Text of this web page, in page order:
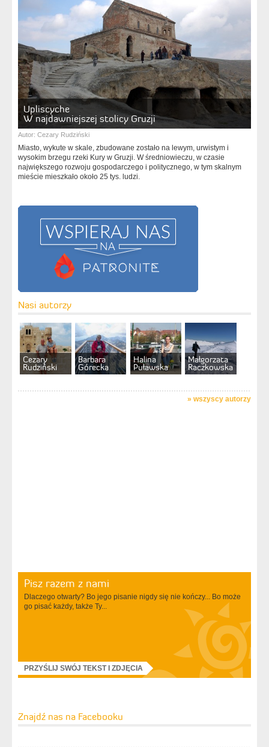
Upliscyche
W najdawniejszej stolicy Gruzji
Autor: Cezary Rudziński
Miasto, wykute w skale, zbudowane zostało na lewym, urwistym i
wysokim brzegu rzeki Kury w Gruzji. W średniowieczu, w czasie
największego rozwoju gospodarczego i politycznego, w tym skalnym
mieście mieszkało około 25 tys. ludzi.
Nasi autorzy
Cezary
Rudziński
Barbara
Górecka
Halina
Puławska
Małgorzata
Raczkowska
» wszyscy autorzy
Pisz razem z nami
Dlaczego otwarty? Bo jego pisanie nigdy się nie kończy... Bo może
go pisać każdy, także Ty...
PRZYŚLIJ SWÓJ TEKST I ZDJĘCIA
Znajdź nas na Facebooku